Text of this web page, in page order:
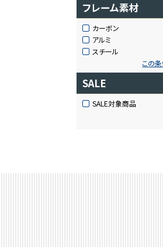
フレーム素材
カーボン
アルミ
スチール
この
SALE
SALE対象商品